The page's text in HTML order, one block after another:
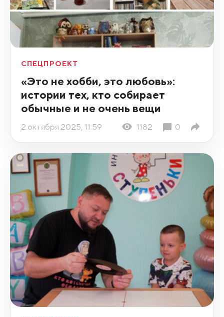
СПЕЦПРОЕКТ
«Это не хобби, это любовь»:
истории тех, кто собирает
обычные и не очень вещи
2 октября 2025, 11:59 1182 0